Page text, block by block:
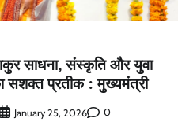
साधना, संस्कृति और युवा
सशक्त प्रतीक : मुख्यमंत्री
January 25, 2026 0